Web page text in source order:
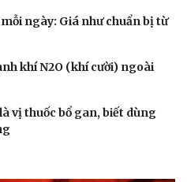
ngày: Giá như chuẩn bị từ
khí N2O (khí cười) ngoài
vị thuốc bổ gan, biết dùng